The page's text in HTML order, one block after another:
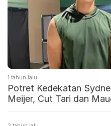
1 tahun lalu
Potret Kedekatan
Meijer, Cut Tari dan